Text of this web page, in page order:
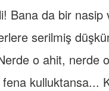
Bana da bir
serilmiş
o ahit, nerde
kulluktansa...